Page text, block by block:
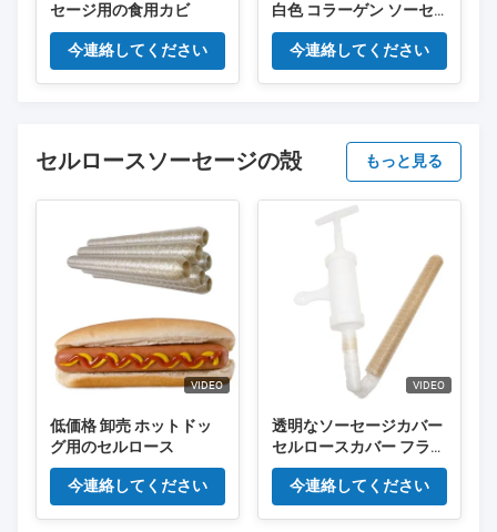
セージ用の食用カビ
今連絡してください
白色 コラーゲン ソーセ
ージ用
今連絡してください
セルロースソーセージの殻 もっと見る
VIDEO
低価格 卸売 ホットドッ
グ用のセルロース
今連絡してください
VIDEO
透明なソーセージカバー
セルロースカバー フライ
ド 透けるソーセージカバ
今連絡してください